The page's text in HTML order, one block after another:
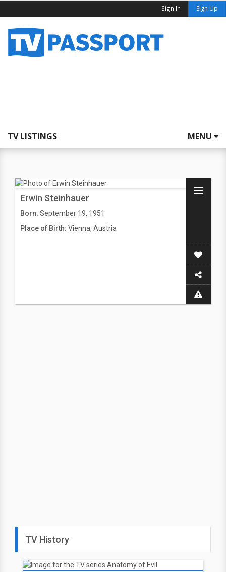
Sign In Sign Up
TV LISTINGS MENU
Erwin Steinhauer
Born: September 19, 1951
Place of Birth: Vienna, Austria
TV History